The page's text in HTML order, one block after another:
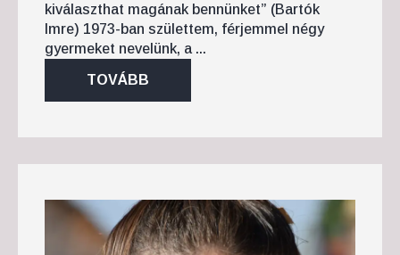
kiválaszthat magának bennünket” (Bartók
Imre) 1973-ban születtem, férjemmel négy
gyermeket nevelünk, a ...
TOVÁBB